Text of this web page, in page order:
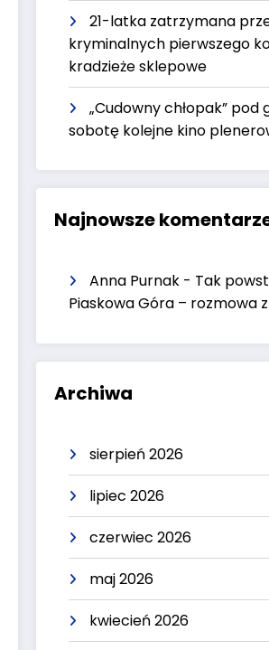
21-latka zatrzymana
kryminalnych pierwszego
kradzieże sklepowe
„Cudowny chłopak” pod
sobotę kolejne kino
Najnowsze
Anna Purnak - Tak
Piaskowa Góra – rozmowa
Archiwa
sierpień 2026
lipiec 2026
czerwiec 2026
maj 2026
kwiecień 2026